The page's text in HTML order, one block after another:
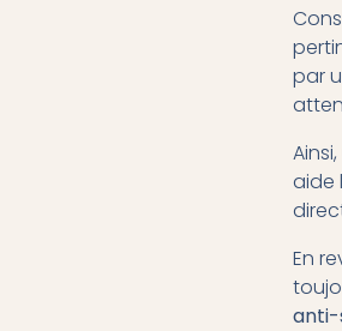
par
aide
En
anti-